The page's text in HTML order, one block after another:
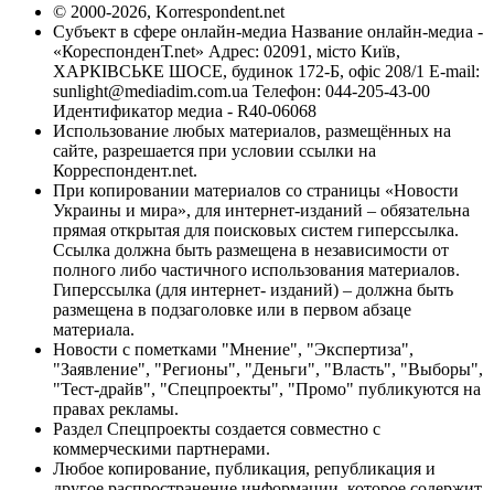
© 2000-2026, Korrespondent.net
Субъект в сфере онлайн-медиа Название онлайн-медиа -
«КореспонденТ.net» Адрес: 02091, місто Київ,
ХАРКІВСЬКЕ ШОСЕ, будинок 172-Б, офіс 208/1 E-mail:
sunlight@mediadim.com.ua Телефон: 044-205-43-00
Идентификатор медиа - R40-06068
Использование любых материалов, размещённых на
сайте, разрешается при условии ссылки на
Корреспондент.net.
При копировании материалов со страницы «Новости
Украины и мира», для интернет-изданий – обязательна
прямая открытая для поисковых систем гиперссылка.
Ссылка должна быть размещена в независимости от
полного либо частичного использования материалов.
Гиперссылка (для интернет- изданий) – должна быть
размещена в подзаголовке или в первом абзаце
материала.
Новости с пометками "Мнение", "Экспертиза",
"Заявление", "Регионы", "Деньги", "Власть", "Выборы",
"Тест-драйв", "Спецпроекты", "Промо" публикуются на
правах рекламы.
Раздел Спецпроекты создается совместно с
коммерческими партнерами.
Любое копирование, публикация, републикация и